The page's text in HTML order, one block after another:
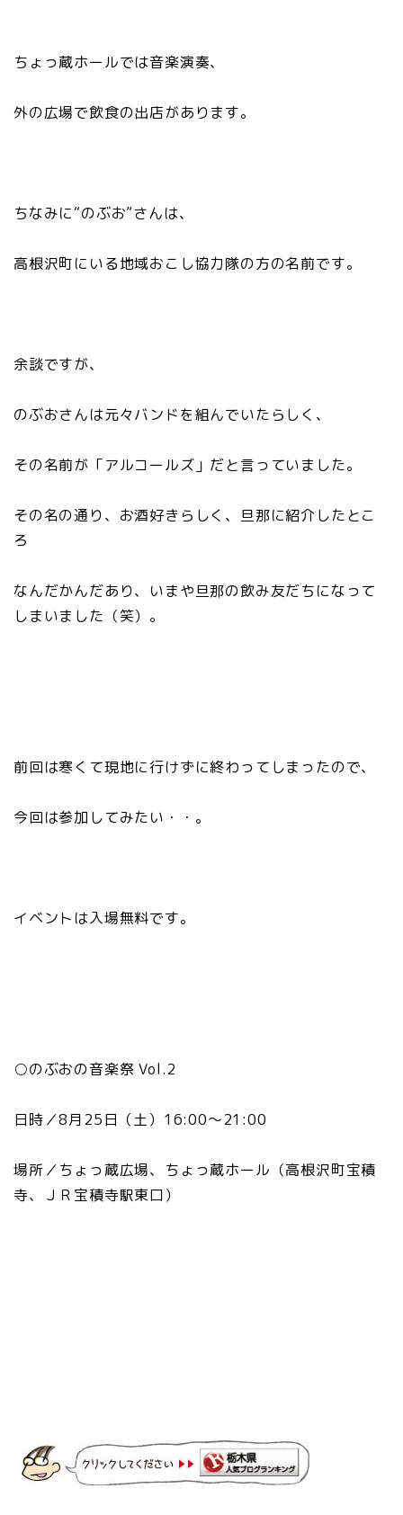
ちょっ蔵ホールでは音楽演奏、
外の広場で飲食の出店があります。
ちなみに“のぶお”さんは、
高根沢町にいる地域おこし協力隊の方の名前です。
余談ですが、
のぶおさんは元々バンドを組んでいたらしく、
その名前が「アルコールズ」だと言っていました。
その名の通り、お酒好きらしく、旦那に紹介したとこ
ろ
なんだかんだあり、いまや旦那の飲み友だちになって
しまいました（笑）。
前回は寒くて現地に行けずに終わってしまったので、
今回は参加してみたい・・。
イベントは入場無料です。
○のぶおの音楽祭 Vol.2
日時／8月25日（土）16:00〜21:00
場所／ちょっ蔵広場、ちょっ蔵ホール（高根沢町宝積
寺、ＪＲ宝積寺駅東口）